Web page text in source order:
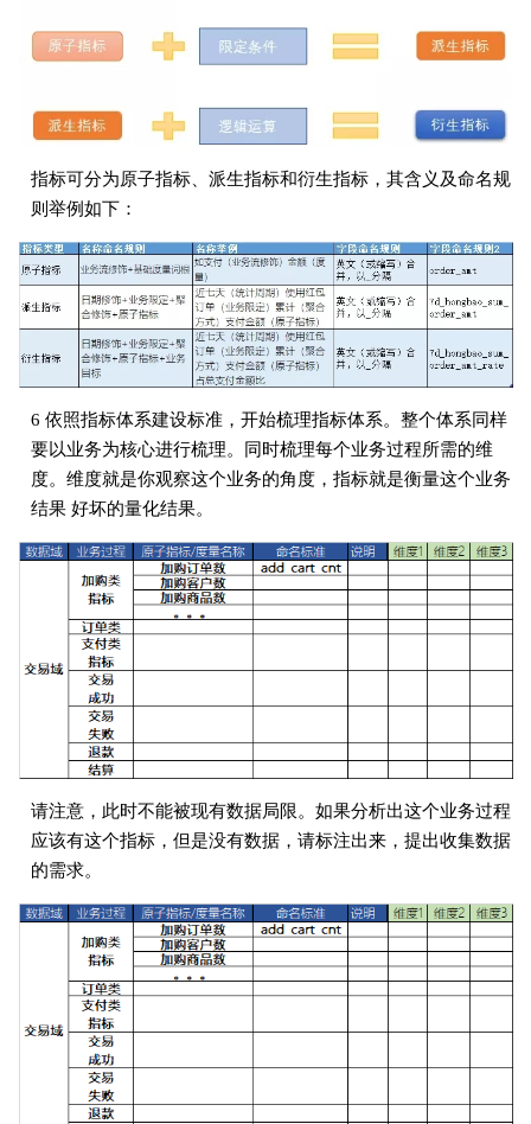
指标可分为原子指标、派生指标和衍生指标，其含义及命名规
则举例如下：
6 依照指标体系建设标准，开始梳理指标体系。整个体系同样
要以业务为核心进行梳理。同时梳理每个业务过程所需的维
度。维度就是你观察这个业务的角度，指标就是衡量这个业务
结果 好坏的量化结果。
请注意，此时不能被现有数据局限。如果分析出这个业务过程
应该有这个指标，但是没有数据，请标注出来，提出收集数据
的需求。